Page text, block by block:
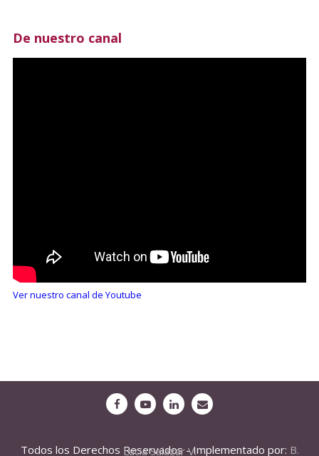
De nuestro canal
Ver nuestro canal de Youtube
Todos los Derechos Reservados - Implementado por:
B. Lucia Salazar V.